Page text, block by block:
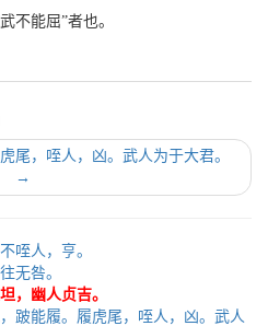
不能屈”者也。
尾，咥人，凶。武人为于大君。
→
咥人，亨。
无咎。
，幽人贞吉。
跛能履。履虎尾，咥人，凶。武人